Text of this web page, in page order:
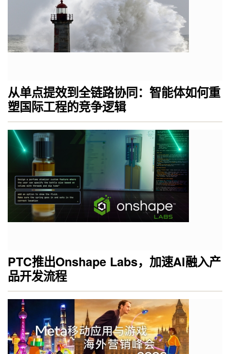
从单点提效到全链路协同：智能体如何重
塑国际工程的竞争逻辑
PTC推出Onshape Labs，加速AI融入产
品开发流程